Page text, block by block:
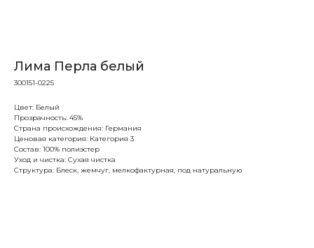
Лима Перла белый
300151-0225
Цвет: Белый
Прозрачность: 45%
Страна происхождения: Германия
Ценовая категория: Категория 3
Состав: 100% полиэстер
Уход и чистка: Сухая чистка
Структура: Блеск, жемчуг, мелкофактурная, под натуральную